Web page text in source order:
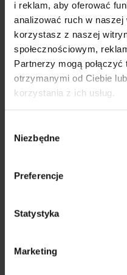
i reklam, aby oferować
analizować ruch w
korzystasz z naszej
społecznościowym,
Partnerzy mogą
otrzymanymi od Ciebie
korzystania z ich usług.
zgody
Niezbędne
Preferencje
Statystyka
Marketing
600 min.
3. Aktywacja (Opłata
a)
wysokość Opłaty
uwzględnieniu
może zostać
wysokość Opłaty
* Abonent zawierający
wymagana ponowna